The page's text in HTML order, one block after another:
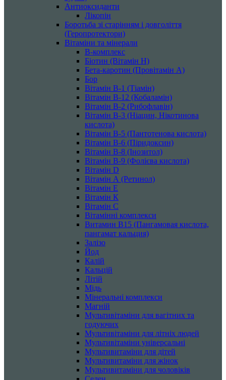
Антиоксиданти
Лікопін
Боротьба зі старінням і довголіття
(Геропротектори)
Вітаміни та мінерали
B-комплекс
Біотин (Вітамін H)
Бета-каротин (Провітамін А)
Бор
Вітамін B-1 (Тіамін)
Вітамін B-12 (Кобаламін)
Вітамін B-2 (Рибофлавін)
Вітамін B-3 (Ніацин, Нікотинова
кислота)
Вітамін B-5 (Пантотенова кислота)
Вітамін B-6 (Піридоксин)
Вітамін B-8 (Інозитол)
Вітамін B-9 (Фолієва кислота)
Вітамін D
Вітамін А (Ретинол)
Вітамін Е
Вітамін К
Вітамін С
Вітамінні комплекси
Витамин B15 (Пангамовая кислота,
пангамат кальция)
Залізо
Йод
Калій
Кальцій
Літій
Мідь
Мінеральні комплекси
Магній
Мультивітаміни для вагітних та
годуючих
Мультивітаміни для літніх людей
Мультивітаміни універсальні
Мультивитаміни для дітей
Мультивитаміни для жінок
Мультивитаміни для чоловіків